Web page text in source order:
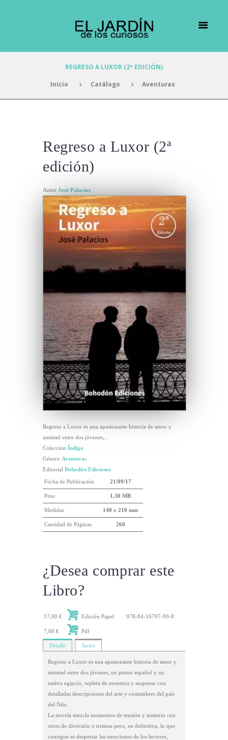
REGRESO A LUXOR (2ª EDICIÓN)
Inicio Catálogo Aventuras
Regreso a Luxor (2ª
edición)
Autor José Palacios
Regreso a Luxor es una apasionante historia de amor y
amistad entre dos jóvenes,...
Colección Índigo
Género Aventuras
Editorial Bohodón Ediciones
Fecha de Publicación
21/09/17
Peso 1,30 MB
Medidas 140 x 210 mm
Cantidad de Páginas 260
¿Desea comprar este
Libro?
17,00 € Edición Papel 978-84-16797-99-8
7,00 € Pdf
Detalle Autor
Regreso a Luxor es una apasionante historia de amor y
amistad entre dos jóvenes, un pintor español y un
nativo egipcio, repleta de aventura y suspense con
detalladas descripciones del arte y costumbres del país
del Nilo.
La novela mezcla momentos de tensión y misterio con
otros de diversión o tristeza pero, en definitiva, lo que
consigue es despertar las emociones de los lectores,